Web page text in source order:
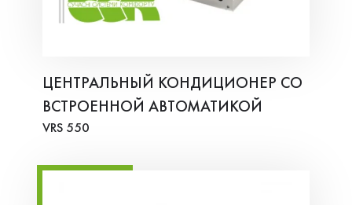
ЦЕНТРАЛЬНЫЙ КОНДИЦИОНЕР СО
ВСТРОЕННОЙ АВТОМАТИКОЙ
VRS 550